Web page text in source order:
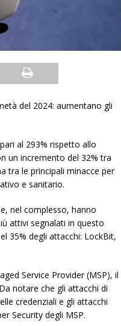
del 2024: aumentano gli
al 293% rispetto allo
un incremento del 32% tra
tra le principali minacce per
e sanitario.
nel complesso, hanno
attivi segnalati in questo
35% degli attacchi: LockBit,
Service Provider (MSP), il
notare che gli attacchi di
credenziali e gli attacchi
Security degli MSP.